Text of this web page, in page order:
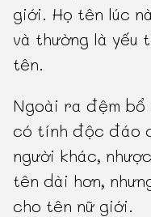
giới. Họ tên lúc
và thường là yếu
tên.
Ngoài ra đệm bổ
có tính độc đáo
người khác,
tên dài hơn,
cho tên nữ giới.